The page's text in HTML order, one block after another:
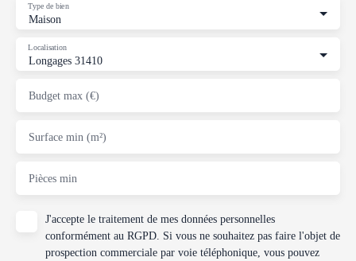
Maison
Type de bien
Longages 31410
Localisation
Budget max (€)
Surface min (m²)
Pièces min
J'accepte le traitement de mes données personnelles
conformément au RGPD. Si vous ne souhaitez pas faire l'objet de
prospection commerciale par voie téléphonique, vous pouvez